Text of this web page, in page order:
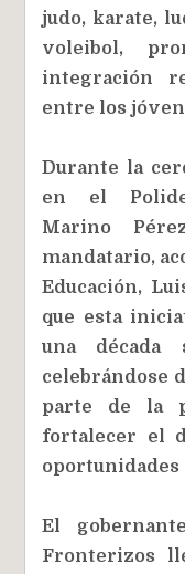
judo, karate,
voleibol,
integración
entre los
Durante la
en el
Marino
mandatario,
Educación,
que esta
una década
celebrándose
parte de la
fortalecer el
El
Fronterizos